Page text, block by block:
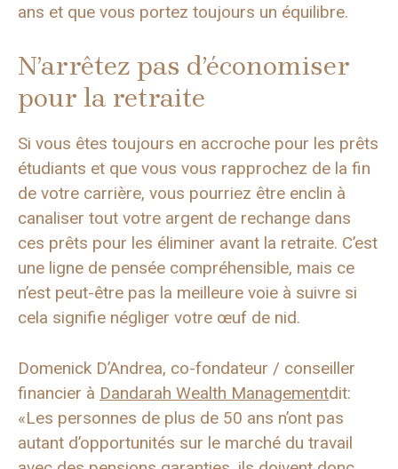
ans et que vous portez toujours un équilibre.
N’arrêtez pas d’économiser
pour la retraite
Si vous êtes toujours en accroche pour les prêts
étudiants et que vous vous rapprochez de la fin
de votre carrière, vous pourriez être enclin à
canaliser tout votre argent de rechange dans
ces prêts pour les éliminer avant la retraite. C’est
une ligne de pensée compréhensible, mais ce
n’est peut-être pas la meilleure voie à suivre si
cela signifie négliger votre œuf de nid.
Domenick D’Andrea, co-fondateur / conseiller
financier à Dandarah Wealth Managementdit:
«Les personnes de plus de 50 ans n’ont pas
autant d’opportunités sur le marché du travail